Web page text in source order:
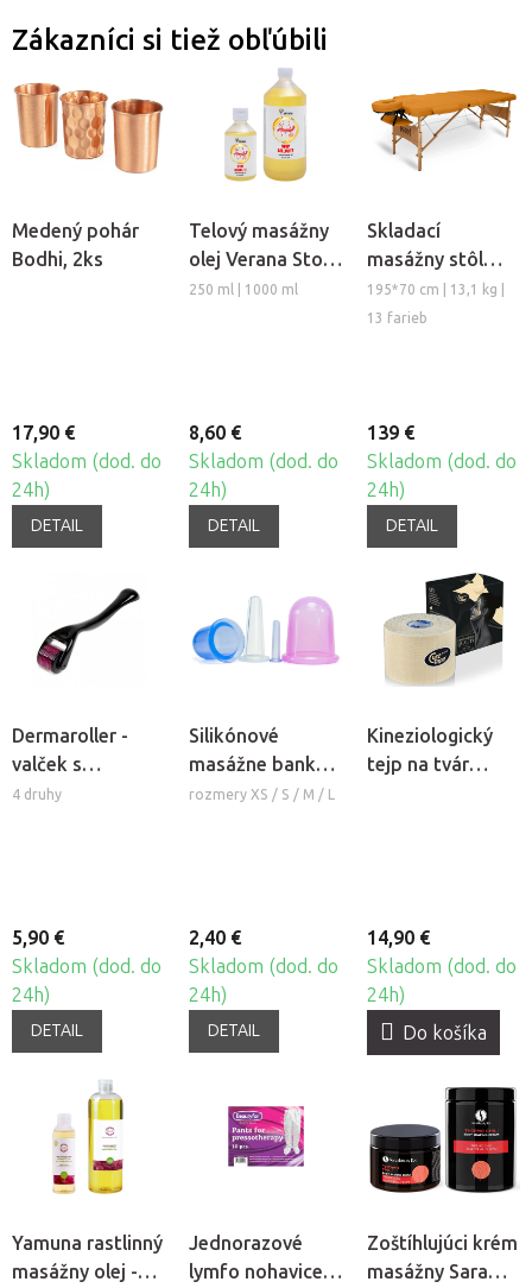
Zákazníci si tiež obľúbili
Medený pohár
Bodhi, 2ks
17,90 €
Skladom (dod. do
24h)
DETAIL
Telový masážny
olej Verana Stop
Celulitíde
250 ml | 1000 ml
8,60 €
Skladom (dod. do
24h)
DETAIL
Skladací
masážny stôl
TANDEM Basic-2
195*70 cm | 13,1 kg |
13 farieb
139 €
Skladom (dod. do
24h)
DETAIL
Dermaroller -
valček s
mikroihlami
4 druhy
5,90 €
Skladom (dod. do
24h)
DETAIL
Silikónové
masážne banky
Fabulo Bell
rozmery XS / S / M / L
2,40 €
Skladom (dod. do
24h)
DETAIL
Kineziologický
tejp na tvár
14,90 €
Skladom (dod. do
24h)
Do košíka
Yamuna rastlinný
masážny olej -
Jednorazové
lymfo nohavice z
Zoštíhlujúci krém
masážny Sara